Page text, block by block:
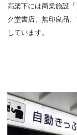
高架下には商業施設「
ク堂書店、無印良品
しています。